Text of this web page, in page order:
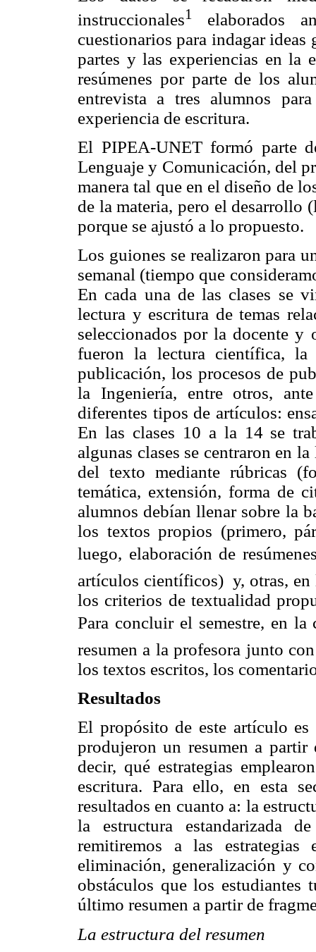
instruccionales1
elaborados
cuestionarios para indagar ideas
partes y las experiencias en la
resúmenes por parte de los
entrevista a tres alumnos
experiencia de escritura.
El PIPEA-UNET formó parte
Lenguaje y Comunicación, del
manera tal que en el diseño de
de la materia, pero el desarrollo
porque se ajustó a lo propuesto.
Los guiones se realizaron para
semanal (tiempo que
En cada una de las clases se
lectura y escritura de temas
seleccionados por la docente y
fueron la lectura científica,
publicación, los procesos de
la Ingeniería, entre otros,
diferentes tipos de artículos:
En las clases 10 a la 14 se
algunas clases se centraron en
del texto mediante rúbricas
temática, extensión, forma de
alumnos debían llenar sobre la
los textos propios (primero,
luego, elaboración de
artículos científicos) y, otras, en
los criterios de textualidad
Para concluir el semestre, en la
resumen a la profesora junto
los textos escritos, los
Resultados
El propósito de este artículo
produjeron un resumen a
decir, qué estrategias
escritura. Para ello, en esta
resultados en cuanto a: la
la estructura estandarizada
remitiremos a las estrategias
eliminación, generalización y
obstáculos que los
último resumen a partir de
La estructura del resumen